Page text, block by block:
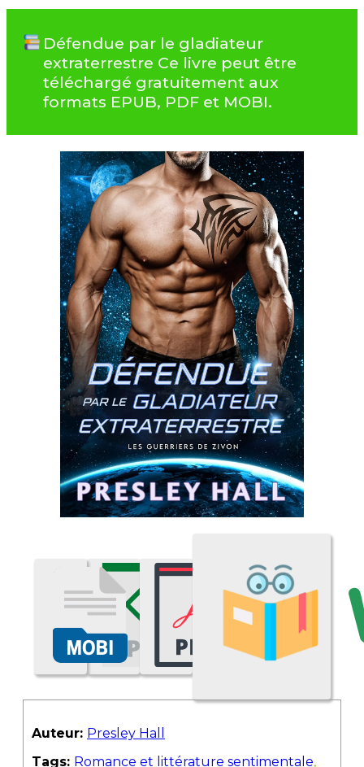
Défendue par le gladiateur
extraterrestre Ce livre peut être
téléchargé gratuitement aux
formats EPUB, PDF et MOBI.
Auteur: Presley Hall
Tags: Romance et littérature sentimentale,